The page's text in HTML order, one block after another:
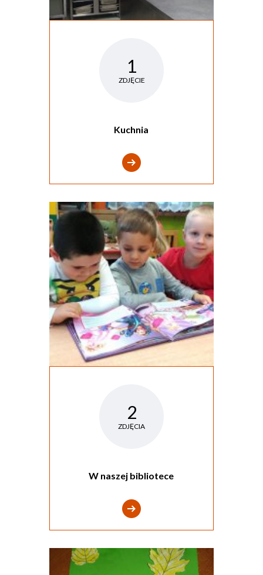
1
ZDJĘCIE
Kuchnia
2
ZDJĘCIA
W naszej bibliotece